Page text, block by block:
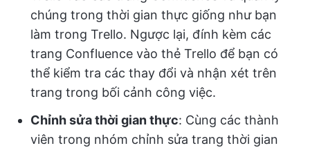
chúng trong thời gian thực giống như bạn
làm trong Trello. Ngược lại, đính kèm các
trang Confluence vào thẻ Trello để bạn có
thể kiểm tra các thay đổi và nhận xét trên
trang trong bối cảnh công việc.
Chỉnh sửa thời gian thực: Cùng các thành
viên trong nhóm chỉnh sửa trang thời gian